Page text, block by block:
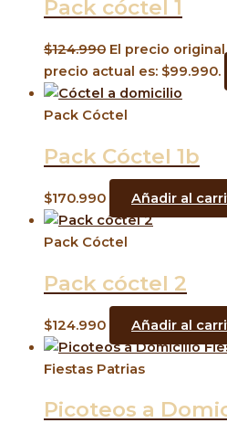
Pack cóctel 1
$124.990 El precio original
precio actual es: $99.990.
Pack Cóctel
Pack Cóctel 1b
$170.990 Añadir al
Pack Cóctel
Pack cóctel 2
$124.990 Añadir al
Fiestas Patrias
Picoteos a